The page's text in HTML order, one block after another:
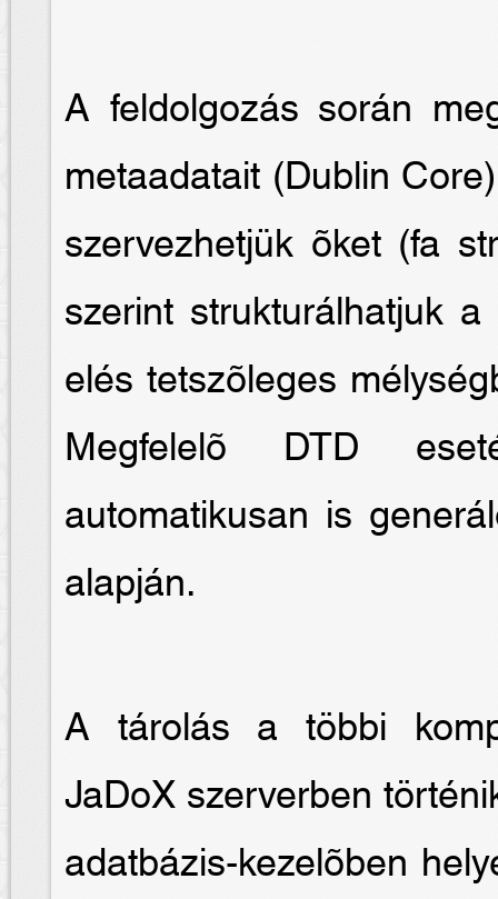
A feldolgozás során
metaadatait (Dublin
szervezhetjük õket (fa
szerint strukturálhatjuk
elés tetszõleges
Megfelelõ DTD
automatikusan is
alapján.
A tárolás a többi
JaDoX szerverben
adatbázis-kezelõben